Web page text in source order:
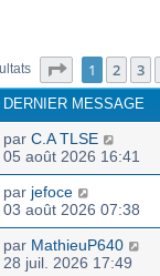
Page sur20
1 2 3
DERNIER MESSAGE
par C.A TLSE
05 août 2026 16:41
par jefoce
03 août 2026 07:38
par MathieuP640
28 juil. 2026 17:49